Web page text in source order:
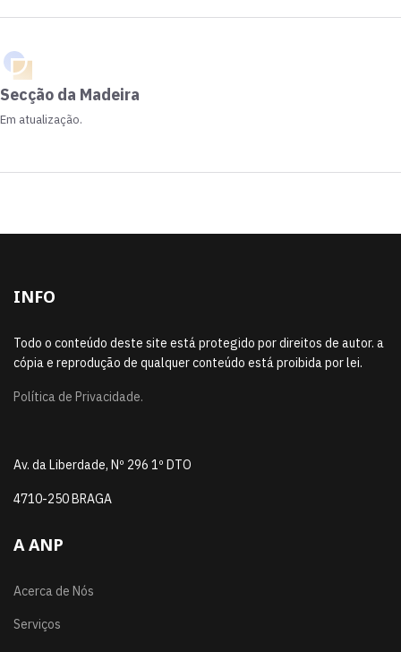
Secção da Madeira
Em atualização.
INFO
Todo o conteúdo deste site está protegido por direitos de autor. a
cópia e reprodução de qualquer conteúdo está proibida por lei.
Política de Privacidade.
Av. da Liberdade, Nº 296 1º DTO
4710-250 BRAGA
A ANP
Acerca de Nós
Serviços